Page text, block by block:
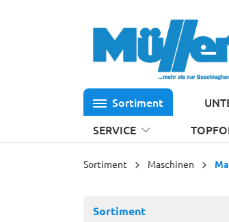
Sortiment
SERVICE
Sortiment Maschinen
Sortiment